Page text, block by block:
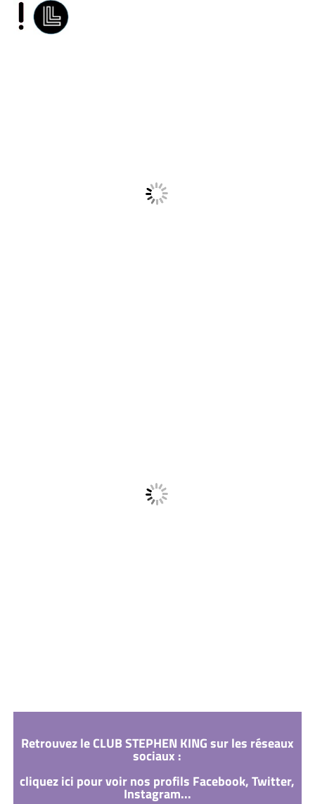
Retrouvez le CLUB STEPHEN KING sur les réseaux
sociaux :
cliquez ici pour voir nos profils Facebook, Twitter,
Instagram...